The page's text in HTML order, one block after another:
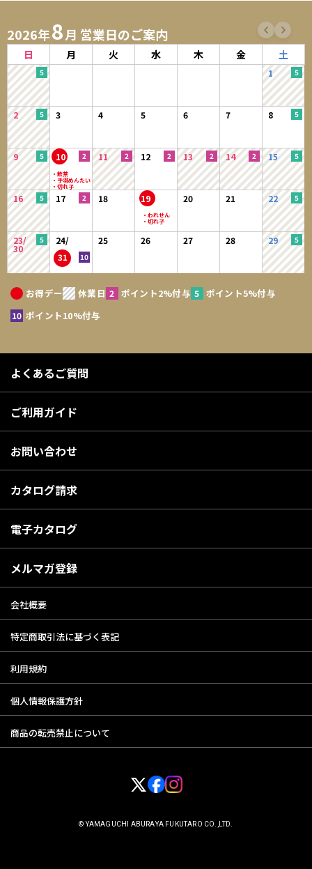
2026年8月 営業日のご案内
日 月 火 水 木 金 土
1
2 3 4 5 6 7 8
9 10 11 12 13 14 15
16 17 18 19 20 21 22
23/
30
24/
31
25 26 27 28 29
お得デー 休業日 ポイント2%付与
ポイント5%付与
ポイント10%付与
よくあるご質問
ご利用ガイド
お問い合わせ
カタログ請求
電子カタログ
メルマガ登録
会社概要
特定商取引法に基づく表記
利用規約
個人情報保護方針
商品の転売禁止について
© YAMAGUCHI ABURAYA FUKUTARO CO.,LTD.